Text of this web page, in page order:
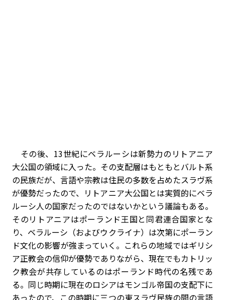
その後、13世紀にベラルーシは新勢力のリトアニア
大公国の領域に入った。その支配層はもともとバルト系
の民族だが、言語や宗教は住民の多数を占めたスラヴ系
が優勢だったので、リトアニア大公国とは実質的にベラ
ルーシ人の国家だったのではないかという議論もある。
そのリトアニアはポーランド王国と同君連合国家とな
り、ベラルーシ（およびウクライナ）は次第にポーラン
ド文化の影響が強まっていく。これらの地域ではギリシ
ア正教会の信仰が優勢でありながら、現在でもカトリッ
ク教会が共存しているのはポーランド時代の名残であ
る。同じ時期に現在のロシアはモンゴル帝国の支配下に
あったので、この時期に三つの東スラヴ民族の間の言語